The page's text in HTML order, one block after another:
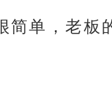
简单，老板